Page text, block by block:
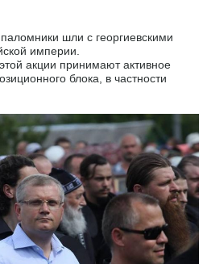
шли с георгиевскими
империи.
акции принимают активное
блока, в частности